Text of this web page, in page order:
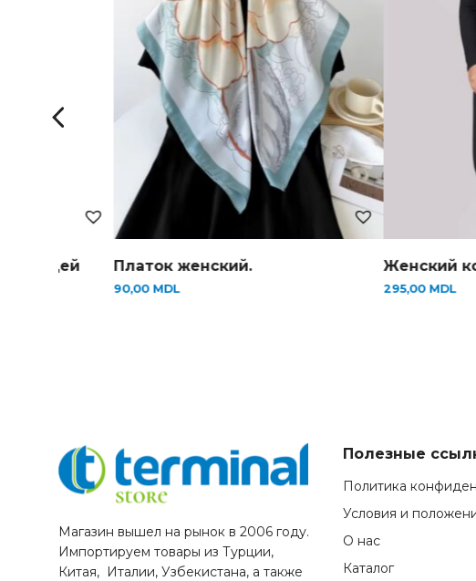
женский. Женский комбинезон.
Магазин вышел на рынок в 2006 году.
Импортируем товары из Турции,
Китая, Италии, Узбекистана, а также
Полезные
Политика
Условия и
О нас
Каталог